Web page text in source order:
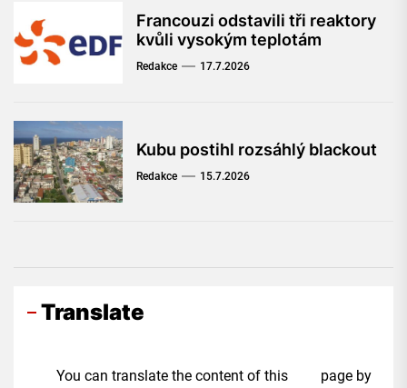
Francouzi odstavili tři reaktory
kvůli vysokým teplotám
Redakce 17.7.2026
Kubu postihl rozsáhlý blackout
Redakce 15.7.2026
Translate
You can translate the content of this page by